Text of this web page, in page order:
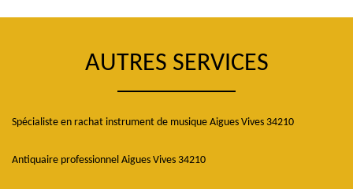
AUTRES SERVICES
Spécialiste en rachat instrument de musique Aigues Vives 34210
Antiquaire professionnel Aigues Vives 34210